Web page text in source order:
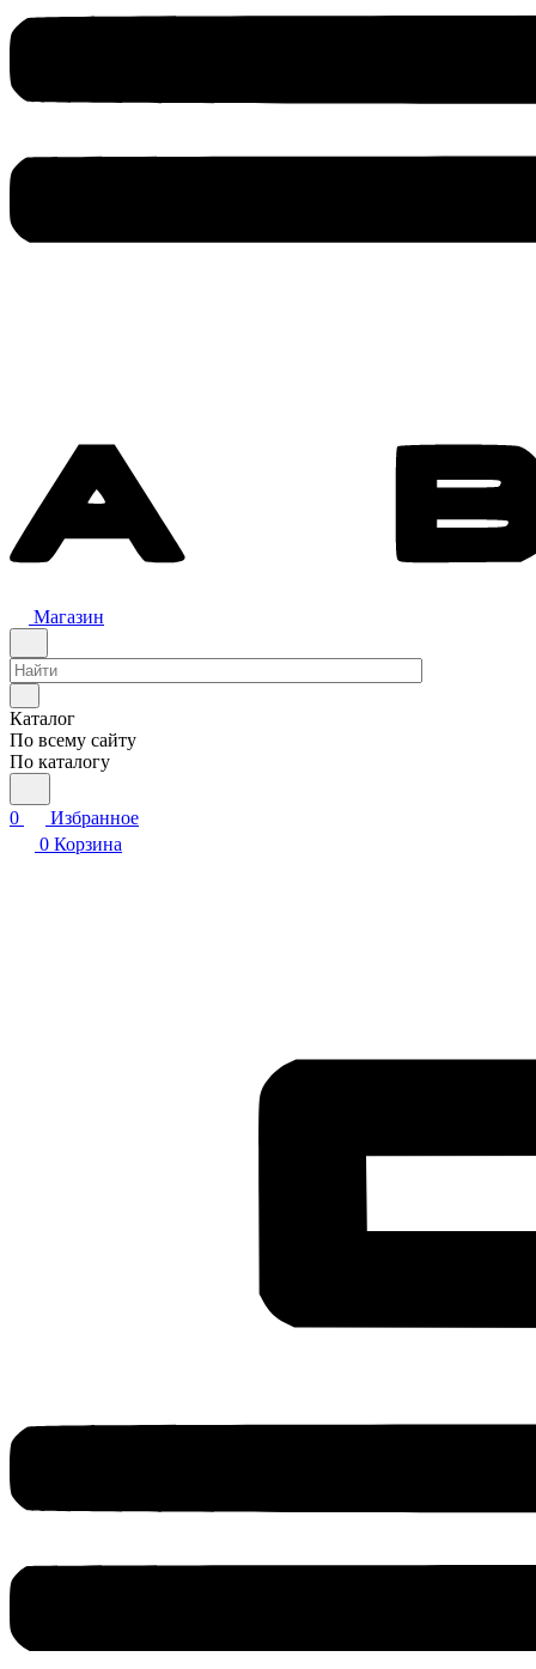
Магазин
Каталог
По всему сайту
По каталогу
0
Избранное
0 Корзина